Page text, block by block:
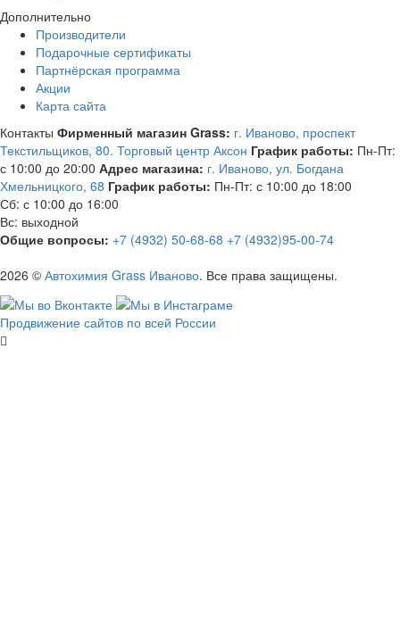
Дополнительно
Производители
Подарочные сертификаты
Партнёрская программа
Акции
Карта сайта
Контакты Фирменный магазин Grass: г. Иваново, проспект
Текстильщиков, 80. Торговый центр Аксон График работы: Пн-Пт:
с 10:00 до 20:00 Адрес магазина: г. Иваново, ул. Богдана
Хмельницкого, 68 График работы: Пн-Пт: с 10:00 до 18:00
Сб: с 10:00 до 16:00
Вс: выходной
Общие вопросы: +7 (4932) 50-68-68 +7 (4932)95-00-74
2026 © Автохимия Grass Иваново. Все права защищены.
Продвижение сайтов по всей России